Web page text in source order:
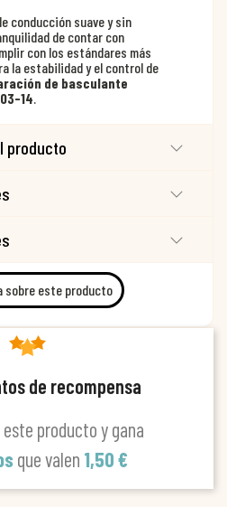
conducción suave y sin
de contar con
con los estándares más
la estabilidad y el control de
de basculante
14.
producto
sobre este producto
de recompensa
este producto y gana
que valen 1,50 €